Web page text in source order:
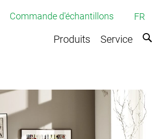
FR
Commande d'échantillons
Produits Service